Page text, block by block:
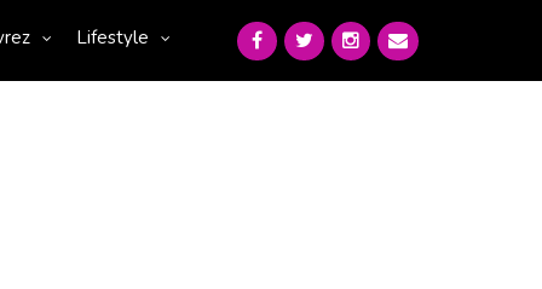
Lifestyle